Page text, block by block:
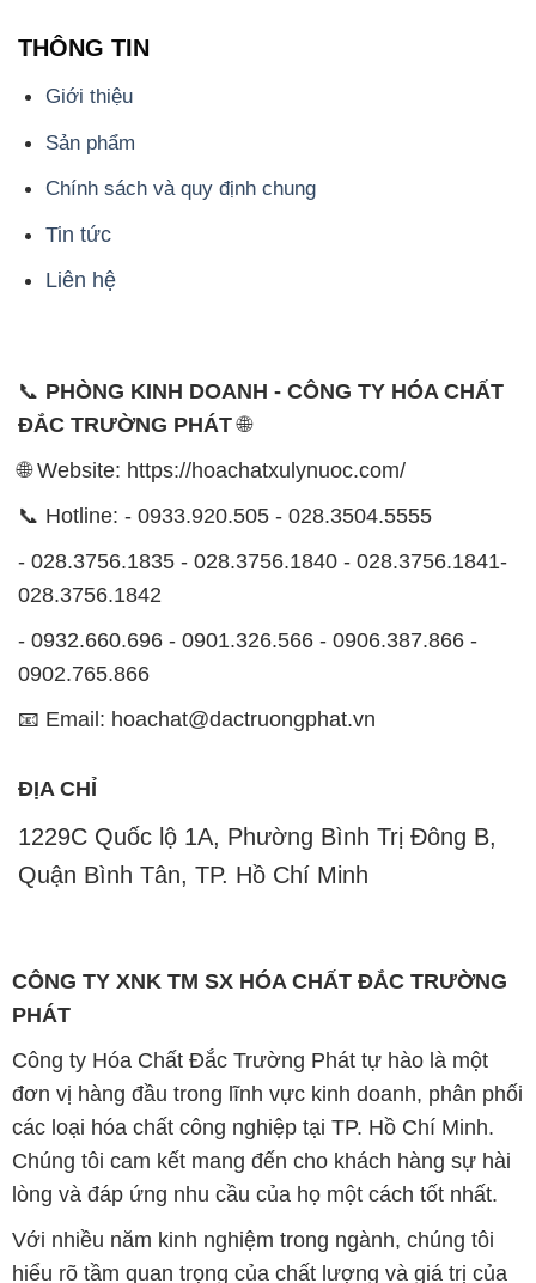
THÔNG TIN
Giới thiệu
Sản phẩm
Chính sách và quy định chung
Tin tức
Liên hệ
📞 PHÒNG KINH DOANH - CÔNG TY HÓA CHẤT
ĐẮC TRƯỜNG PHÁT🌐
🌐 Website: https://hoachatxulynuoc.com/
📞 Hotline: - 0933.920.505 - 028.3504.5555
- 028.3756.1835 - 028.3756.1840 - 028.3756.1841-
028.3756.1842
- 0932.660.696 - 0901.326.566 - 0906.387.866 -
0902.765.866
📧 Email: hoachat@dactruongphat.vn
ĐỊA CHỈ
1229C Quốc lộ 1A, Phường Bình Trị Đông B,
Quận Bình Tân, TP. Hồ Chí Minh
CÔNG TY XNK TM SX HÓA CHẤT ĐẮC TRƯỜNG
PHÁT
Công ty Hóa Chất Đắc Trường Phát tự hào là một
đơn vị hàng đầu trong lĩnh vực kinh doanh, phân phối
các loại hóa chất công nghiệp tại TP. Hồ Chí Minh.
Chúng tôi cam kết mang đến cho khách hàng sự hài
lòng và đáp ứng nhu cầu của họ một cách tốt nhất.
Với nhiều năm kinh nghiệm trong ngành, chúng tôi
hiểu rõ tầm quan trọng của chất lượng và giá trị của